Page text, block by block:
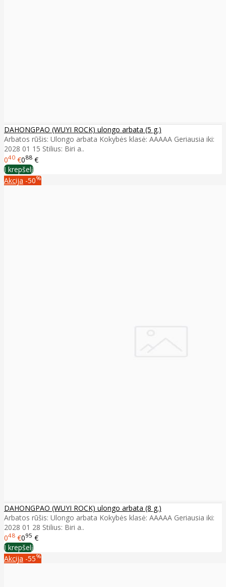
DAHONGPAO (WUYI ROCK) ulongo arbata (5 g.)
Arbatos rūšis: Ulongo arbata Kokybės klasė: AAAAA Geriausia iki:
2028 01 15 Stilius: Biri a..
040 €088 €
Į krepšelį
Akcija -50%
DAHONGPAO (WUYI ROCK) ulongo arbata (8 g.)
Arbatos rūšis: Ulongo arbata Kokybės klasė: AAAAA Geriausia iki:
2028 01 28 Stilius: Biri a..
048 €095 €
Į krepšelį
Akcija -55%